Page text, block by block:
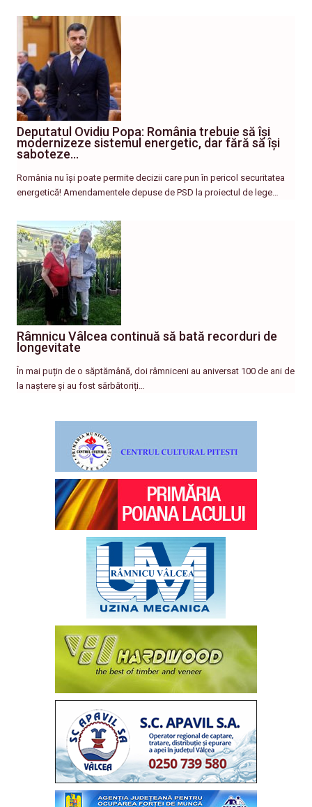
Deputatul Ovidiu Popa: România trebuie să își
modernizeze sistemul energetic, dar fără să își
saboteze…
România nu își poate permite decizii care pun în pericol securitatea
energetică! Amendamentele depuse de PSD la proiectul de lege…
Râmnicu Vâlcea continuă să bată recorduri de
longevitate
În mai puțin de o săptămână, doi râmniceni au aniversat 100 de ani de
la naștere și au fost sărbătoriți…